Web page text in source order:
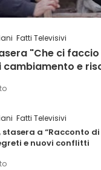
Fatti Televisivi
"Che ci
cambiamento e
Fatti Televisivi
stasera a “Racconto
e nuovi conflitti